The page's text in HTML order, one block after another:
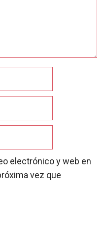
electrónico y web en
vez que